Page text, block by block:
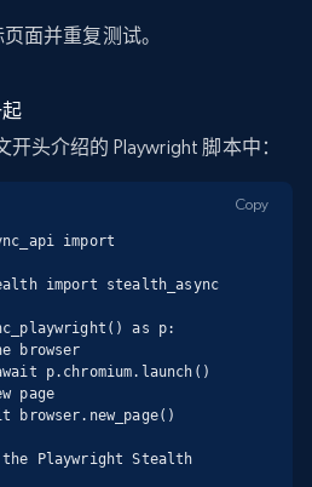
面并重复测试。
头介绍的 Playwright 脚本中：
import
import stealth_async
Copy